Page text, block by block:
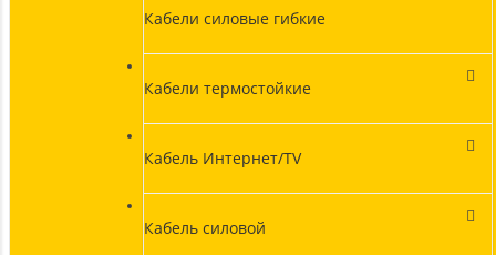
Кабели силовые гибкие
Кабели термостойкие
Кабель Интернет/TV
Кабель силовой